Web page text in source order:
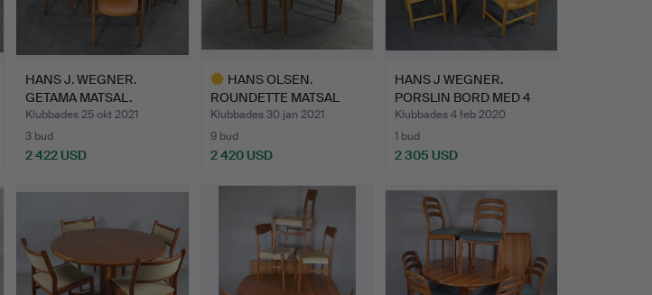
HANS J. WEGNER.
GETAMA MATSAL.
Klubbades 25 okt 2021
3 bud
2 422 USD
HANS OLSEN.
ROUNDETTE MATSAL
SET.
Klubbades 30 jan 2021
9 bud
2 420 USD
HANS J WEGNER.
PORSLIN BORD MED 4
STOLAR P…
Klubbades 4 feb 2020
1 bud
2 305 USD